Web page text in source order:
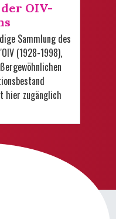
OIV-
Sammlung des
(1928-1998),
hier zugänglich